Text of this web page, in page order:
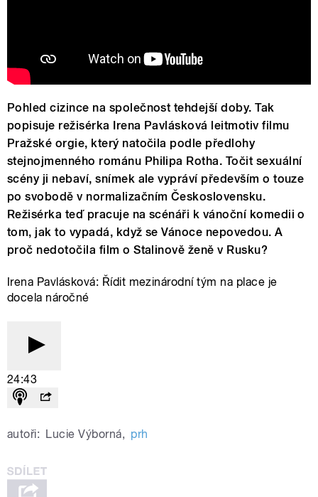
Pohled cizince na společnost tehdejší doby. Tak
popisuje režisérka Irena Pavlásková leitmotiv filmu
Pražské orgie, který natočila podle předlohy
stejnojmenného románu Philipa Rotha. Točit sexuální
scény ji nebaví, snímek ale vypráví především o touze
po svobodě v normalizačním Československu.
Režisérka teď pracuje na scénáři k vánoční komedii o
tom, jak to vypadá, když se Vánoce nepovedou. A
proč nedotočila film o Stalinově ženě v Rusku?
Irena Pavlásková: Řídit mezinárodní tým na place je
docela náročné
24:43
autoři: Lucie Výborná, prh